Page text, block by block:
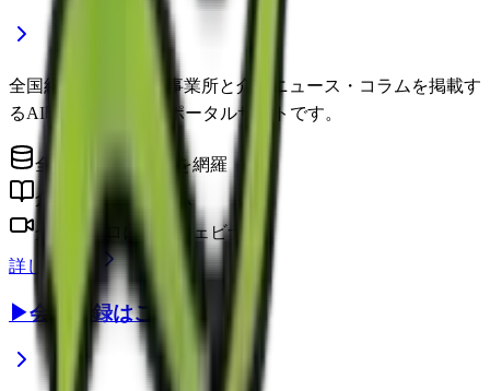
全国約22万件の介護事業所と介護ニュース・コラムを掲載す
るAI時代の介護情報ポータルサイトです。
全国の介護事業所を網羅
介護に役立つコラム
介護のプロによるウェビナー
詳しく見る
▶会員登録はこちら